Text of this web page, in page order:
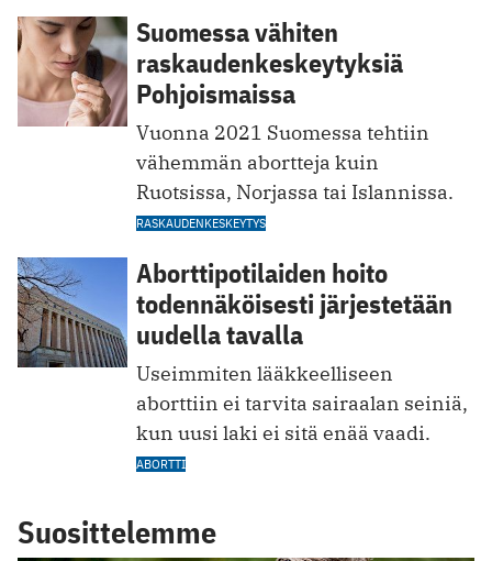
Suomessa vähiten
raskaudenkeskeytyksiä
Pohjoismaissa
Vuonna 2021 Suomessa tehtiin
vähemmän abortteja kuin
Ruotsissa, Norjassa tai Islannissa.
RASKAUDENKESKEYTYS
Aborttipotilaiden hoito
todennäköisesti järjestetään
uudella tavalla
Useimmiten lääkkeelliseen
aborttiin ei tarvita sairaalan seiniä,
kun uusi laki ei sitä enää vaadi.
ABORTTI
Suosittelemme